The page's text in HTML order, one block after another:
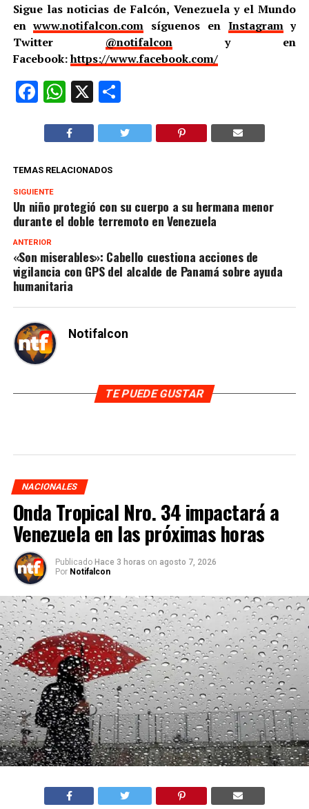
Sigue las noticias de Falcón, Venezuela y el Mundo
enwww.notifalcon.com síguenos en Instagramy
Twitter @notifalcony en
Facebook:https://www.facebook.com/
Facebook
WhatsApp
X Compartir
TEMAS RELACIONADOS
SIGUIENTE
Un niño protegió con su cuerpo a su hermana menor
durante el doble terremoto en Venezuela
ANTERIOR
«Son miserables»: Cabello cuestiona acciones de
vigilancia con GPS del alcalde de Panamá sobre ayuda
humanitaria
Notifalcon
TE PUEDE GUSTAR
NACIONALES
Onda Tropical Nro. 34 impactará a
Venezuela en las próximas horas
Publicado Hace 3 horas on agosto 7, 2026
Por Notifalcon